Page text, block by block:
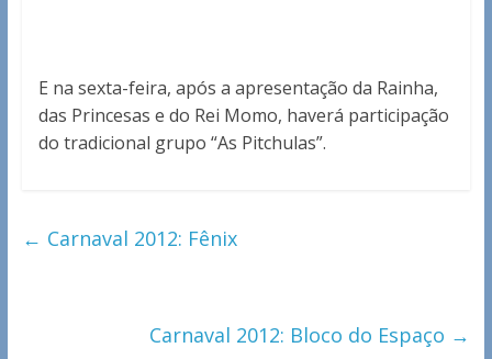
E na sexta-feira, após a apresentação da Rainha,
das Princesas e do Rei Momo, haverá participação
do tradicional grupo “As Pitchulas”.
← Carnaval 2012: Fênix
Carnaval 2012: Bloco do Espaço →